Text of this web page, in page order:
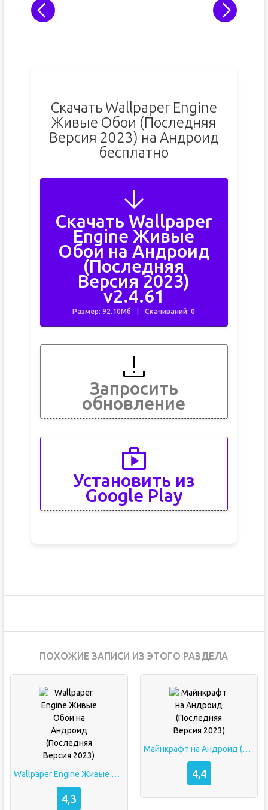
Скачать Wallpaper Engine
Живые Обои (Последняя
Версия 2023) на Андроид
бесплатно
Скачать Wallpaper
Engine Живые
Обои на Андроид
(Последняя
Версия 2023)
v2.4.61
Размер: 92.10Мб Скачиваний: 0
Запросить
обновление
Установить из
Google Play
ПОХОЖИЕ ЗАПИСИ ИЗ ЭТОГО РАЗДЕЛА
Wallpaper Engine Живые Обои на Андроид (Последняя Версия 2023)
4,3
Майнкрафт на Андроид (Последняя Версия 2023)
4,4